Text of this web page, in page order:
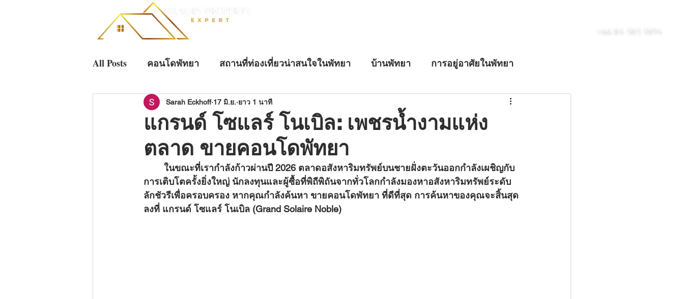
+66 84 585 1894
All Posts คอนโดพัทยา สถานที่ท่องเที่ยวน่าสนใจในพัทยา บ้านพัทยา การอยู่อาศัยในพัทยา
การลงทุนพัทยา การลงทุนอสังหาริมทรัพย์
บ้านหรูระดับอัลตราลักชัวรี
แกรนด์ โซแลร์ โนเบิล: เพชรน้ำงามแห่ง
ตลาด ขายคอนโดพัทยา
Sarah Eckhoff 17 มิ.ย. ยาว 1 นาที
การเติบโตครั้งยิ่งใหญ่ นักลงทุนและผู้ซื้อที่พิถีพิถันจากทั่วโลกกำลังมองหาอสังหาริมทรัพย์ระดับ
ลักชัวรีเพื่อครอบครอง หากคุณกำลังค้นหา ขายคอนโดพัทยา ที่ดีที่สุด การค้นหาของคุณจะสิ้นสุด
ลงที่ แกรนด์ โซแลร์ โนเบิล (Grand Solaire Noble)